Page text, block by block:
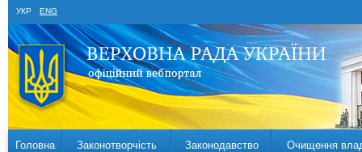
УКР ENG
Головна Законотворчість Законодавство Очищення